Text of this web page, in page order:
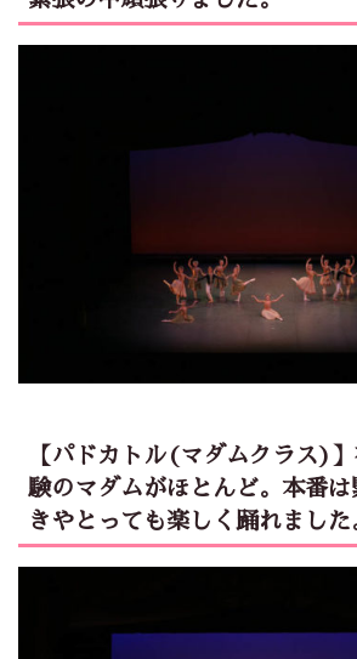
【パドカトル(マダムクラス)
験のマダムがほとんど。本番
きやとっても楽しく踊れました